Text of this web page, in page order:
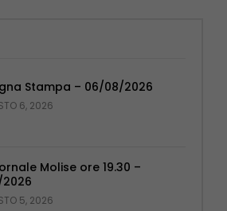
Stampa – 06/08/2026
6, 2026
Molise ore 19.30 –
5, 2026